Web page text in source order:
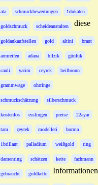
ata schmuckbewertungen 1dukaten
goldschmuck scheideanstalten
goldankaufstellen gold altini braut
armreifen adana bilzik günlük
canli yarim ceyrek heilbronn
grammwage ohrringe
schmuckschätzung silberschmuck
kostenlos esslingen preise 22ayar
tam çeyrek modelleri burma
1brillant palladium weißgold ring
damenring schätzen kette fachmann
gebraucht goldkette
diese
Informationen